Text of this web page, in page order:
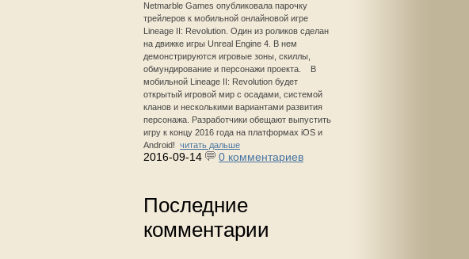
Netmarble Games опубликовала парочку
трейлеров к мобильной онлайновой игре
Lineage II: Revolution. Один из роликов сделан
на движке игры Unreal Engine 4. В нем
демонстрируются игровые зоны, скиллы,
обмундирование и персонажи проекта. В
мобильной Lineage II: Revolution будет
открытый игровой мир с осадами, системой
кланов и несколькими вариантами развития
персонажа. Разработчики обещают выпустить
игру к концу 2016 года на платформах iOS и
Android! читать дальше
2016-09-14 0 комментариев
Последние
комментарии